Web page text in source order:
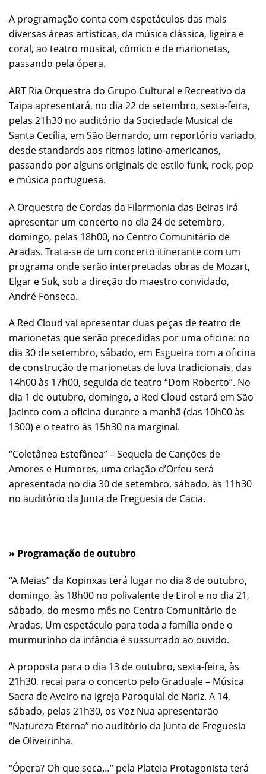
A programação conta com espetáculos das mais
diversas áreas artísticas, da música clássica, ligeira e
coral, ao teatro musical, cómico e de marionetas,
passando pela ópera.
ART Ria Orquestra do Grupo Cultural e Recreativo da
Taipa apresentará, no dia 22 de setembro, sexta-feira,
pelas 21h30 no auditório da Sociedade Musical de
Santa Cecília, em São Bernardo, um reportório variado,
desde standards aos ritmos latino-americanos,
passando por alguns originais de estilo funk, rock, pop
e música portuguesa.
A Orquestra de Cordas da Filarmonia das Beiras irá
apresentar um concerto no dia 24 de setembro,
domingo, pelas 18h00, no Centro Comunitário de
Aradas. Trata-se de um concerto itinerante com um
programa onde serão interpretadas obras de Mozart,
Elgar e Suk, sob a direção do maestro convidado,
André Fonseca.
A Red Cloud vai apresentar duas peças de teatro de
marionetas que serão precedidas por uma oficina: no
dia 30 de setembro, sábado, em Esgueira com a oficina
de construção de marionetas de luva tradicionais, das
14h00 às 17h00, seguida de teatro “Dom Roberto”. No
dia 1 de outubro, domingo, a Red Cloud estará em São
Jacinto com a oficina durante a manhã (das 10h00 às
1300) e o teatro às 15h30 na marginal.
“Coletânea Estefânea” – Sequela de Canções de
Amores e Humores, uma criação d’Orfeu será
apresentada no dia 30 de setembro, sábado, às 11h30
no auditório da Junta de Freguesia de Cacia.
» Programação de outubro
“A Meias” da Kopinxas terá lugar no dia 8 de outubro,
domingo, às 18h00 no polivalente de Eirol e no dia 21,
sábado, do mesmo mês no Centro Comunitário de
Aradas. Um espetáculo para toda a família onde o
murmurinho da infância é sussurrado ao ouvido.
A proposta para o dia 13 de outubro, sexta-feira, às
21h30, recai para o concerto pelo Graduale – Música
Sacra de Aveiro na igreja Paroquial de Nariz. A 14,
sábado, pelas 21h30, os Voz Nua apresentarão
“Natureza Eterna” no auditório da Junta de Freguesia
de Oliveirinha.
“Ópera? Oh que seca…” pela Plateia Protagonista terá